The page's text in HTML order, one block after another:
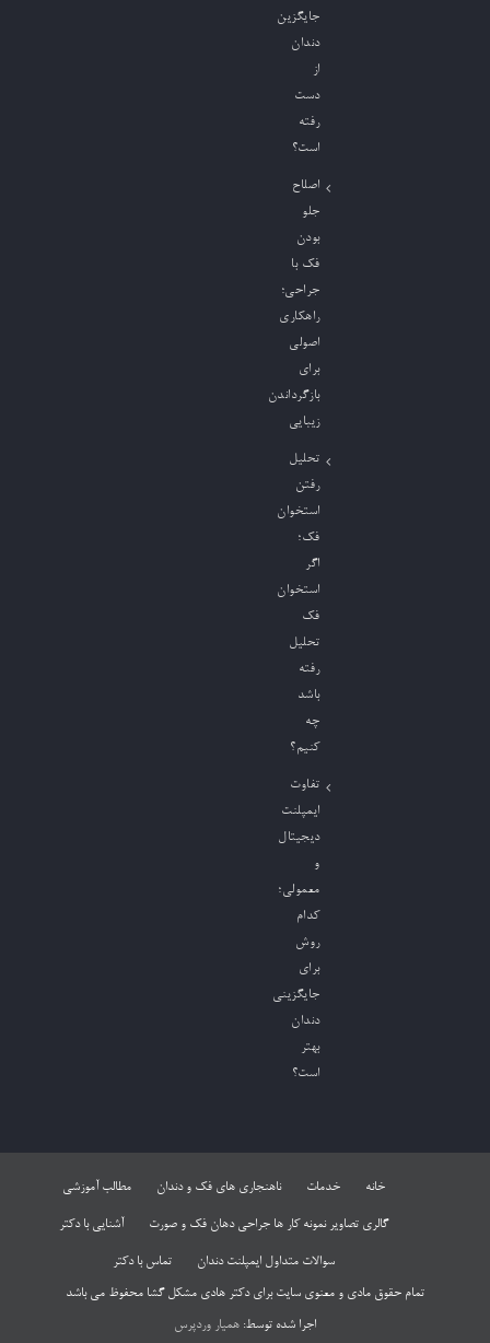
جایگزین
دندان
از
دست
رفته
است؟
اصلاح
جلو
بودن
فک با
جراحی؛
راهکاری
اصولی
برای
بازگرداندن
زیبایی
تحلیل
رفتن
استخوان
فک؛
اگر
استخوان
فک
تحلیل
رفته
باشد
چه
کنیم؟
تفاوت
ایمپلنت
دیجیتال
و
معمولی؛
کدام
روش
برای
جایگزینی
دندان
بهتر
است؟
خانه خدمات ناهنجاری های فک و دندان مطالب آموزشی
گالری تصاویر نمونه کار ها جراحی دهان فک و صورت آشنایی با دکتر
سوالات متداول ایمپلنت دندان تماس با دکتر
تمام حقوق مادی و معنوی سایت برای دکتر هادی مشکل گشا محفوظ می باشد
اجرا شده توسط: همیار وردپرس